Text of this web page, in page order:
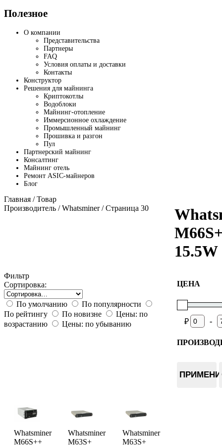
Полезное
О компании
Представительства
Партнеры
FAQ
Условия оплаты и доставки
Контакты
Конструктор
Решения для майнинга
Криптокотлы
Водоблоки
Майнинг-отопление
Иммерсионное охлаждение
Промышленный майнинг
Прошивка и разгон
Пул
Партнерский майнинг
Консалтинг
Майнинг отель
Ремонт ASIC-майнеров
Блог
Главная / Товар
Производитель /Whatsminer/ Страница 30
Фильтр
Сортировка:
По умолчанию
По популярности
По рейтингу
По новизне
Цены: по
возрастанию
Цены: по убыванию
ЦЕНА
₽ -
Whatsminer
M66S++
Whatsminer
M63S+
Whatsminer
M63S+